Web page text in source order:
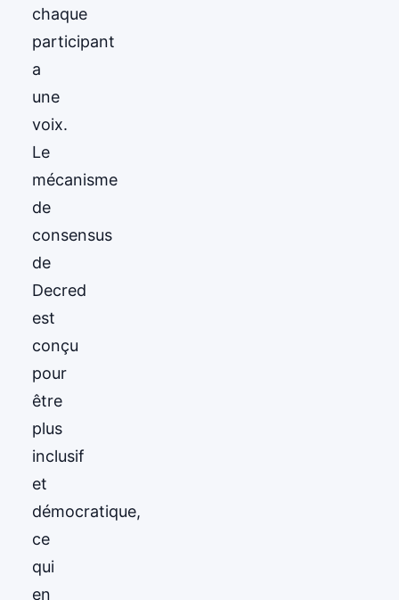
chaque
participant
a
une
voix.
Le
mécanisme
de
consensus
de
Decred
est
conçu
pour
être
plus
inclusif
et
démocratique,
ce
qui
en